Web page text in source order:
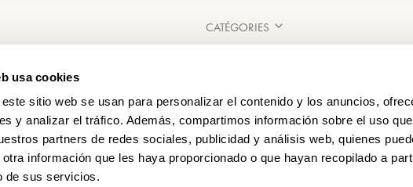
usa cookies
sitio web se usan para personalizar el contenido y los anuncios,
y analizar el tráfico. Además, compartimos información sobre el uso
partners de redes sociales, publicidad y análisis web, quienes
información que les haya proporcionado o que hayan recopilado a
de sus servicios.
CATÉGORIES
POINT DE VENTE